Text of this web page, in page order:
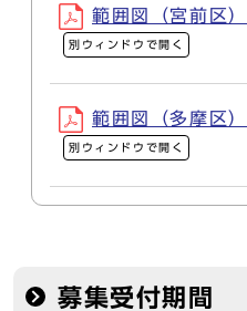
範囲図（宮前区
別ウィンドウで開く
範囲図（多摩区
別ウィンドウで開く
募集受付期間